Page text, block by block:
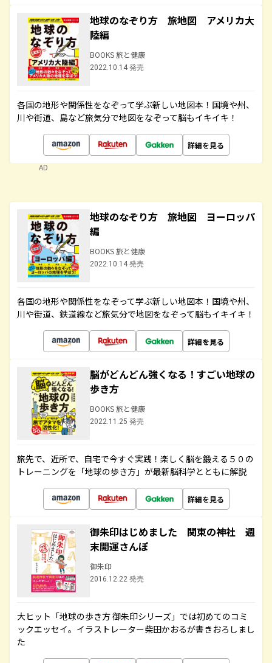
地球のなぞり方 旅地図 アメリカ大
陸編
BOOKS 旅と健康
2022.10.14 発売
各国の地形や関係性をなぞって学ぶ新しい地図本！国境や州、
川や街道、島など旅気分で地図をなぞって脳もイキイキ！
詳細を見る
AD
地球のなぞり方 旅地図 ヨーロッパ
編
BOOKS 旅と健康
2022.10.14 発売
各国の地形や関係性をなぞって学ぶ新しい地図本！国境や州、
川や街道、鉄道線など旅気分で地図をなぞって脳もイキイキ！
詳細を見る
脳がどんどん強くなる！すごい地球の
歩き方
BOOKS 旅と健康
2022.11.25 発売
旅先で、近所で、自宅で今すぐ実践！楽しく脳を鍛える５０の
トレーニングを「地球の歩き方」が最新脳科学とともに解説
詳細を見る
御朱印はじめました 関東の神社 週
末開運さんぽ
御朱印
2016.12.22 発売
大ヒット「地球の歩き方 御朱印シリーズ」では初めてのコミ
ックエッセイ。イラストレーター柴田かおるが書きおろしまし
た